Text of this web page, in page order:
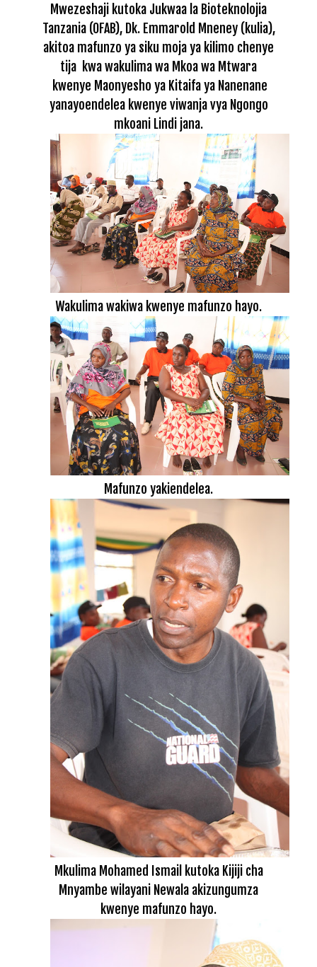
Mwezeshaji kutoka Jukwaa la Bioteknolojia
Tanzania (OFAB), Dk. Emmarold Mneney (kulia),
akitoa mafunzo ya siku moja ya kilimo chenye
tija kwa wakulima wa Mkoa wa Mtwara
kwenye Maonyesho ya Kitaifa ya Nanenane
yanayoendelea kwenye viwanja vya Ngongo
mkoani Lindi jana.
Wakulima wakiwa kwenye mafunzo hayo.
Mafunzo yakiendelea.
Mkulima Mohamed Ismail kutoka Kijiji cha
Mnyambe wilayani Newala akizungumza
kwenye mafunzo hayo.